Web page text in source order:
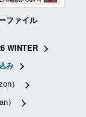
ファイル
WINTER
み
）
）